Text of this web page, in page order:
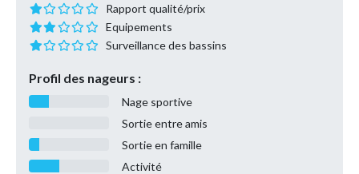
Rapport qualité/prix
Equipements
Surveillance des bassins
Profil des nageurs :
Nage sportive
Sortie entre amis
Sortie en famille
Activité